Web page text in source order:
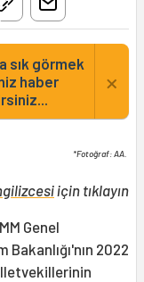
sık görmek
haber
×
*Fotoğraf: AA.
için tıklayın
Genel
2022